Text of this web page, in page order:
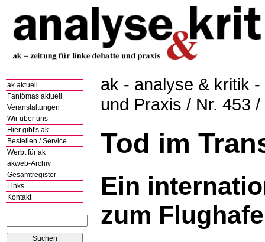
ak aktuell
Fantômas aktuell
Veranstaltungen
Wir über uns
Hier gibt's ak
Bestellen / Service
Werbt für ak
akweb-Archiv
Gesamtregister
Links
Kontakt
ak - analyse & kritik
und Praxis / Nr. 453
Tod im
Ein
zum